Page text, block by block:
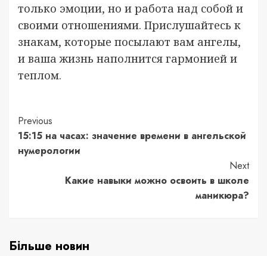
только эмоции, но и работа над собой и
своими отношениями. Прислушайтесь к
знакам, которые посылают вам ангелы,
и ваша жизнь наполнится гармонией и
теплом.
Continue
Reading
Previous
15:15 на часах: значение времени в ангельской
нумерологии
Next
Какие навыки можно освоить в школе
маникюра?
Більше новин